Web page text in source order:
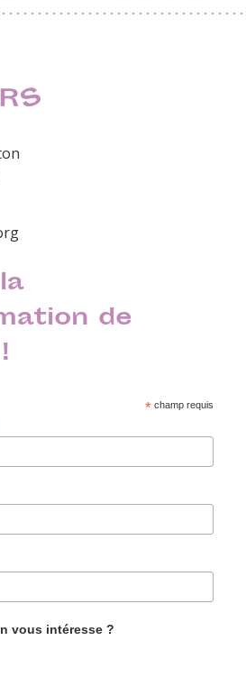
de
* champ requis
vous intéresse ?